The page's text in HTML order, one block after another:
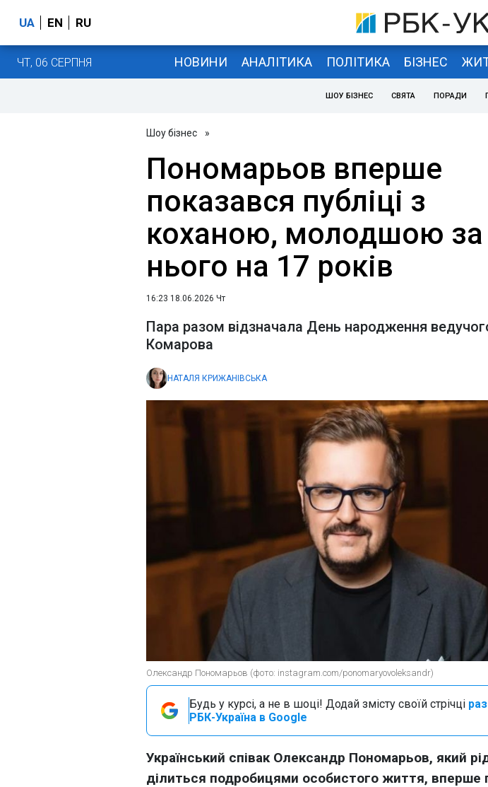
UA EN RU
ЧТ, 06 СЕРПНЯ НОВИНИ АНАЛІТИКА ПОЛІТИКА БІЗНЕС
ШОУ БІЗНЕС СВЯТА ПОРАДИ
Шоу бізнес »
Пономарьов вперше
показався публіці з
коханою, молодшою за
нього на 17 років
16:23 18.06.2026 Чт
Пара разом відзначала День народження
Комарова
НАТАЛЯ КРИЖАНІВСЬКА
Олександр Пономарьов (фото: instagram.com/ponomaryovoleksandr)
Будь у курсі, а не в шоці! Додай змісту своїй стрічці
РБК-Україна в Google
Український співак Олександр Пономарьов, який
ділиться подробицями особистого життя, вперше